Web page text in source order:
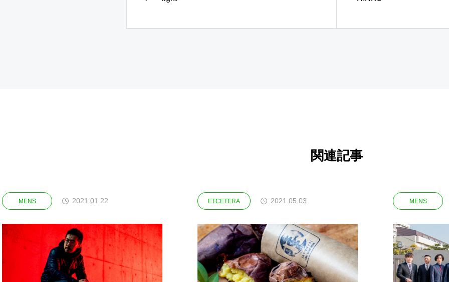
関連記事
2021.01.22 ETCETERA 2021.05.03